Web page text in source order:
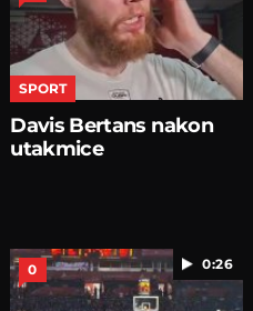
SPORT
Davis Bertans nakon
utakmice
0:26
0